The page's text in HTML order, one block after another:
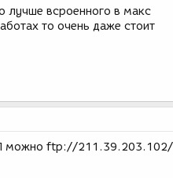
лучше всроенного в макс
то очень даже стоит
можно ftp://